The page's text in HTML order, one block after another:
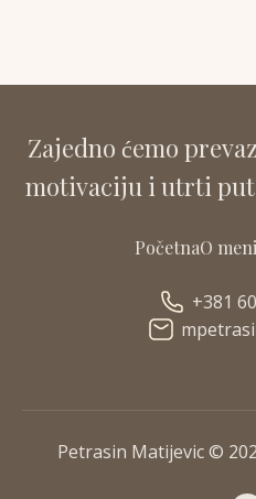
Zajedno ćemo
motivaciju i utrti put
PočetnaO meni
+381
Petrasin Matijevic ©